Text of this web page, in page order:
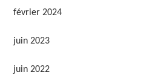
février 2024
juin 2023
juin 2022